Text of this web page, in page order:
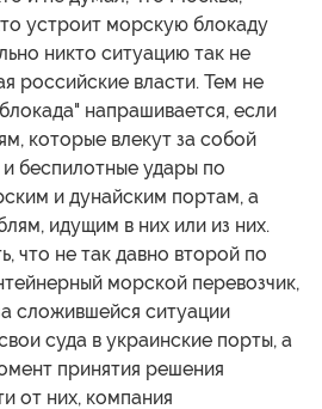
устроит морскую блокаду
никто ситуацию так не
российские власти. Тем не
напрашивается, если
которые влекут за собой
беспилотные удары по
и дунайским портам, а
идущим в них или из них.
что не так давно второй по
морской перевозчик,
сложившейся ситуации
суда в украинские порты, а
принятия решения
от них, компания